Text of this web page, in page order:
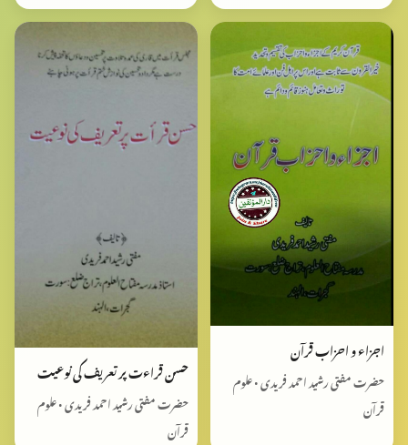
اجزاء و احزاب قرآن
حضرت مفتی رشید احمد فریدی • علوم
قرآن
حسن قراءت پر تعریف کی نوعیت
حضرت مفتی رشید احمد فریدی • علوم
قرآن